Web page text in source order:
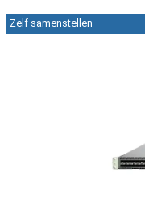
Zelf samenstellen